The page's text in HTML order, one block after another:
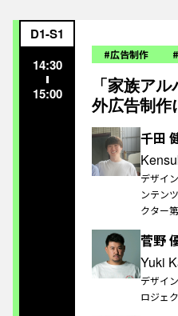
D1-S1
14:30
15:00
#広告制作
「家族ア
外広告制作
千田
デザイ
ンテン
クター
菅野
Yuki
デザイ
ロジェ